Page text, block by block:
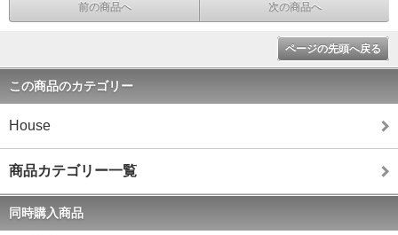
前の商品へ 次の商品へ
ページの先頭へ戻る
この商品のカテゴリー
House
商品カテゴリー一覧
同時購入商品